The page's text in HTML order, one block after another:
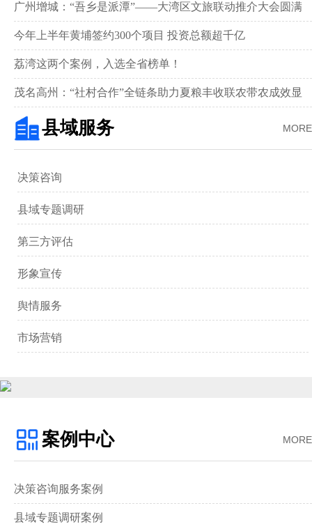
广州增城：“吾乡是派潭”——大湾区文旅联动推介大会圆满
举行
今年上半年黄埔签约300个项目 投资总额超千亿
荔湾这两个案例，入选全省榜单！
茂名高州：“社村合作”全链条助力夏粮丰收联农带农成效显
著‌
MORE
县域服务
决策咨询
县域专题调研
第三方评估
形象宣传
舆情服务
市场营销
MORE
案例中心
决策咨询服务案例
县域专题调研案例